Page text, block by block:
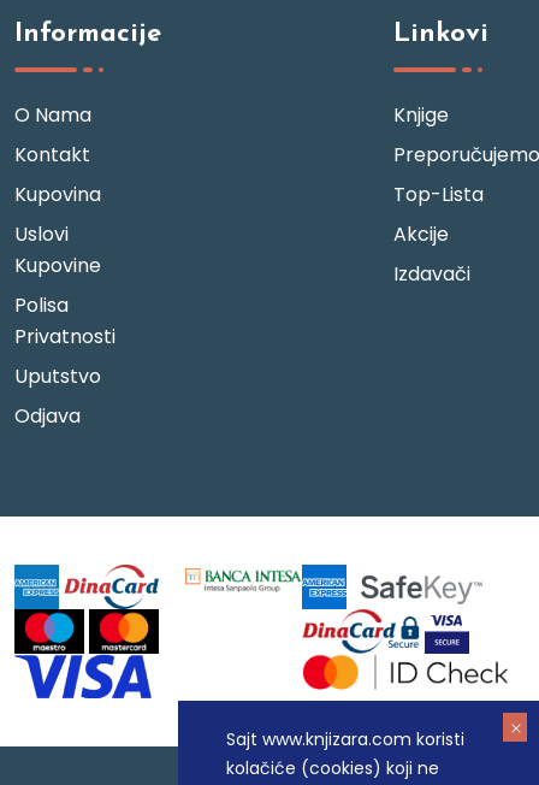
Sajt www.knjizara.com koristi
kolačiće (cookies) koji ne
Informacije
O Nama
Kontakt
Kupovina
Uslovi
Kupovine
Polisa
Privatnosti
Uputstvo
Odjava
Linkovi
Knjige
Preporučujemo
Top-Lista
Akcije
Izdavači